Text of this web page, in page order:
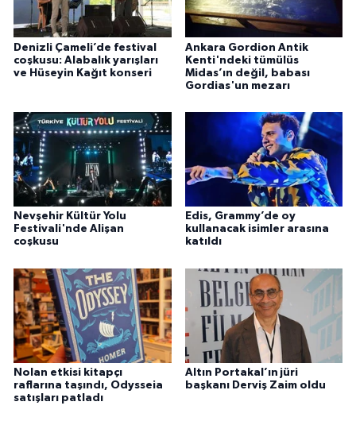
Denizli Çameli’de festival
coşkusu: Alabalık yarışları
ve Hüseyin Kağıt konseri
Ankara Gordion Antik
Kenti'ndeki tümülüs
Midas’ın değil, babası
Gordias'un mezarı
Nevşehir Kültür Yolu
Festivali'nde Alişan
coşkusu
Edis, Grammy’de oy
kullanacak isimler arasına
katıldı
Nolan etkisi kitapçı
raflarına taşındı, Odysseia
satışları patladı
Altın Portakal’ın jüri
başkanı Derviş Zaim oldu